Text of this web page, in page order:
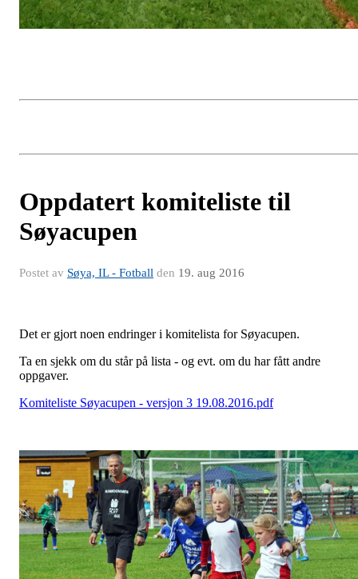
Oppdatert komiteliste til
Søyacupen
Postet av Søya, IL - Fotball den 19. aug 2016
Det er gjort noen endringer i komitelista for Søyacupen.
Ta en sjekk om du står på lista - og evt. om du har fått andre
oppgaver.
Komiteliste Søyacupen - versjon 3 19.08.2016.pdf